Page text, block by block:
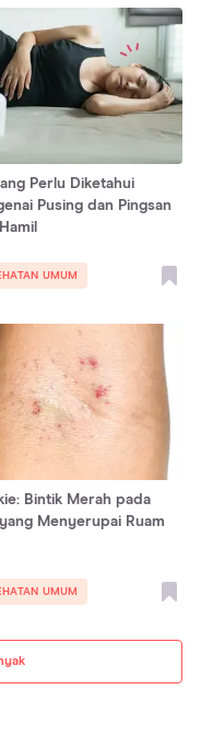
Perlu Diketahui
Pusing dan Pingsan
UMUM
Bintik Merah pada
Menyerupai Ruam
UMUM